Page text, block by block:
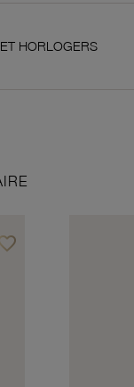
Ajouter à vos favoris